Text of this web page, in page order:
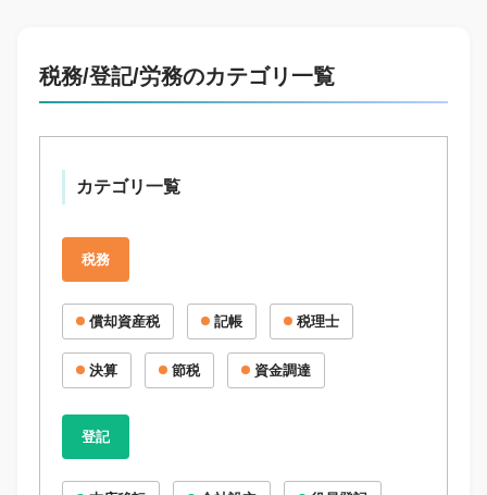
税務/登記/労務のカテゴリ一覧
カテゴリ一覧
税務
償却資産税 記帳 税理士
決算 節税 資金調達
登記